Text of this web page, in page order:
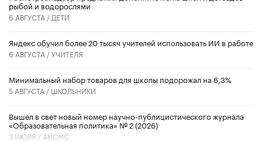
рыбой и водорослями
6 АВГУСТА / ДЕТИ
​Яндекс обучил более 20 тысяч учителей использовать ИИ в работе
6 АВГУСТА /УЧИТЕЛЯ
Минимальный набор товаров для школы подорожал на 6,3%
5 АВГУСТА / ШКОЛЬНИКИ
Вышел в свет новый номер научно-публицистического журнала
«Образовательная политика» № 2 (2026)
3 ИЮЛЯ / АНОНС